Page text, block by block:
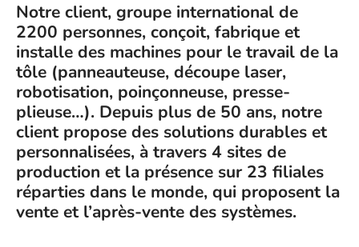
Notre client, groupe international de
2200 personnes, conçoit, fabrique et
installe des machines pour le travail de la
tôle (panneauteuse, découpe laser,
robotisation, poinçonneuse, presse-
plieuse…). Depuis plus de 50 ans, notre
client propose des solutions durables et
personnalisées, à travers 4 sites de
production et la présence sur 23 filiales
réparties dans le monde, qui proposent la
vente et l’après-vente des systèmes.